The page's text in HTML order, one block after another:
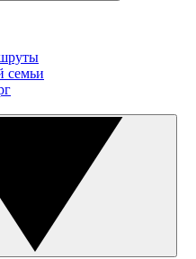
семьи